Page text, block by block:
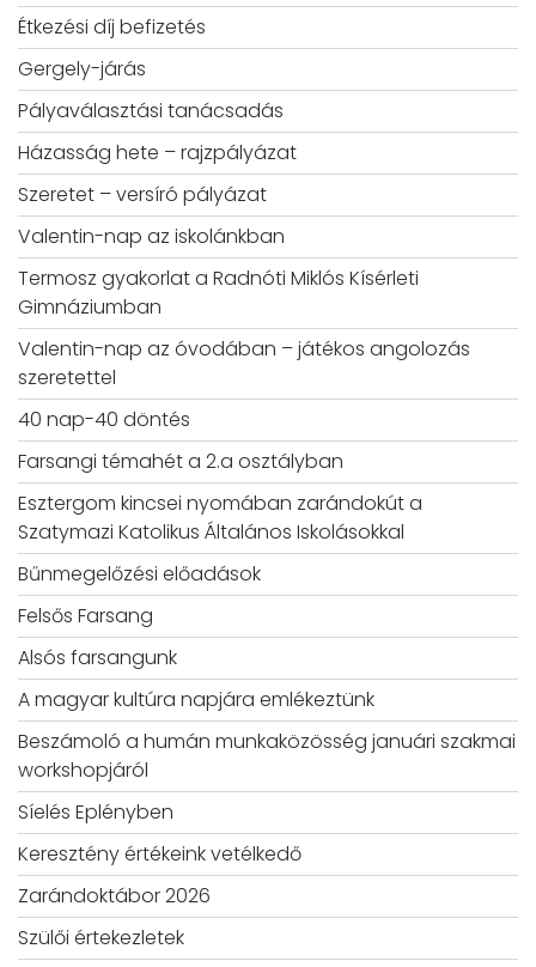
Étkezési díj befizetés
Gergely-járás
Pályaválasztási tanácsadás
Házasság hete – rajzpályázat
Szeretet – versíró pályázat
Valentin-nap az iskolánkban
Termosz gyakorlat a Radnóti Miklós Kísérleti
Gimnáziumban
Valentin-nap az óvodában – játékos angolozás
szeretettel
40 nap-40 döntés
Farsangi témahét a 2.a osztályban
Esztergom kincsei nyomában zarándokút a
Szatymazi Katolikus Általános Iskolásokkal
Bűnmegelőzési előadások
Felsős Farsang
Alsós farsangunk
A magyar kultúra napjára emlékeztünk
Beszámoló a humán munkaközösség januári szakmai
workshopjáról
Síelés Eplényben
Keresztény értékeink vetélkedő
Zarándoktábor 2026
Szülői értekezletek